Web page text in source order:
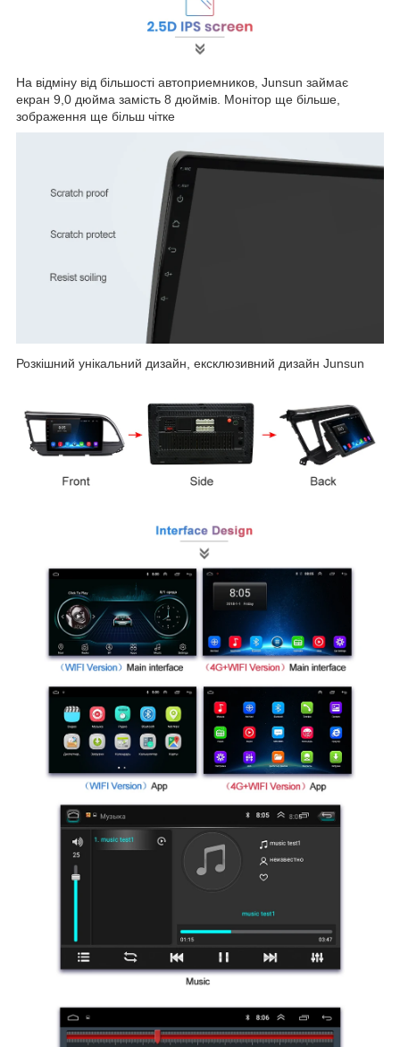
На відміну від більшості автоприемников, Junsun займає
екран 9,0 дюйма замість 8 дюймів. Монітор ще більше,
зображення ще більш чітке
Розкішний унікальний дизайн, ексклюзивний дизайн Junsun